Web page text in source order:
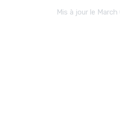
Mis à jour le